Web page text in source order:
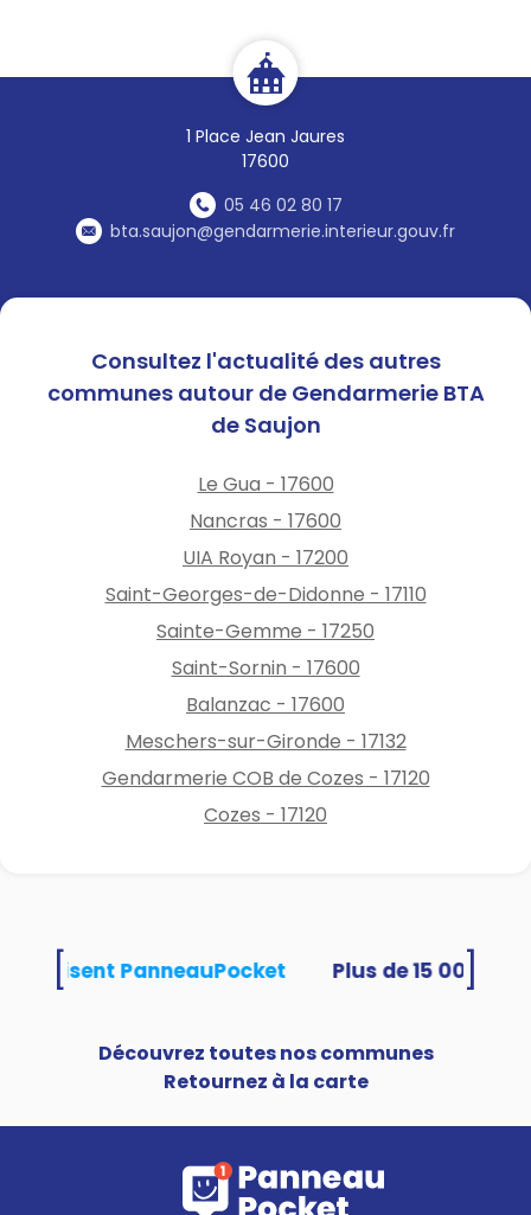
1 Place Jean Jaures
17600
05 46 02 80 17
bta.saujon@gendarmerie.interieur.gouv.fr
Consultez l'actualité des autres
communes autour de Gendarmerie BTA
de Saujon
Le Gua - 17600
Nancras - 17600
UIA Royan - 17200
Saint-Georges-de-Didonne - 17110
Sainte-Gemme - 17250
Saint-Sornin - 17600
Balanzac - 17600
Meschers-sur-Gironde - 17132
Gendarmerie COB de Cozes - 17120
Cozes - 17120
utilisent PanneauPocket
Découvrez toutes nos communes
Retournez à la carte